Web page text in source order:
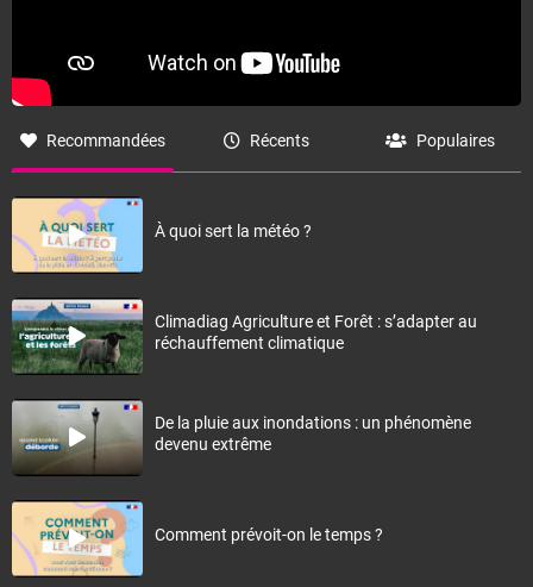
Recommandées Récents Populaires
À quoi sert la météo ?
Climadiag Agriculture et Forêt : s’adapter au
réchauffement climatique
De la pluie aux inondations : un phénomène
devenu extrême
Comment prévoit-on le temps ?